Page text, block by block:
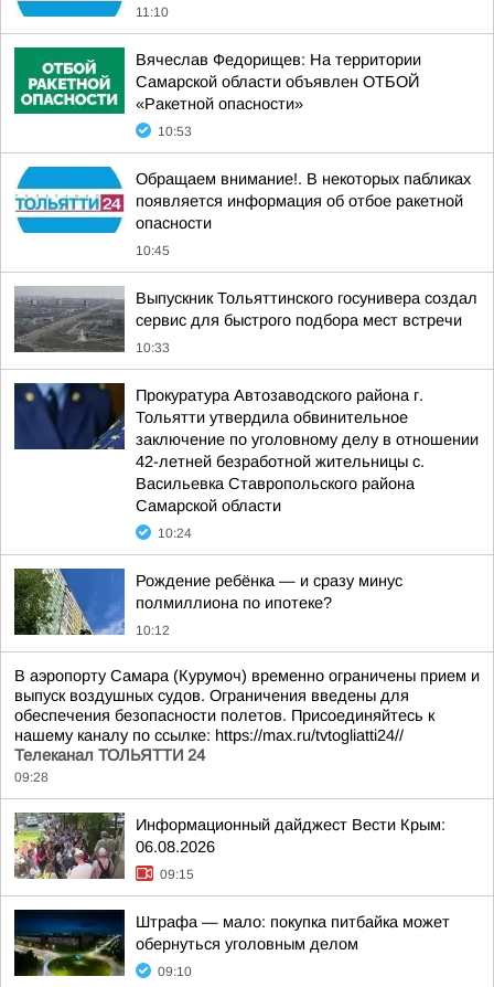
11:10
Вячеслав Федорищев: На территории
Самарской области объявлен ОТБОЙ
«Ракетной опасности»
10:53
Обращаем внимание!. В некоторых пабликах
появляется информация об отбое ракетной
опасности
10:45
Выпускник Тольяттинского госунивера создал
сервис для быстрого подбора мест встречи
10:33
Прокуратура Автозаводского района г.
Тольятти утвердила обвинительное
заключение по уголовному делу в отношении
42-летней безработной жительницы с.
Васильевка Ставропольского района
Самарской области
10:24
Рождение ребёнка — и сразу минус
полмиллиона по ипотеке?
10:12
В аэропорту Самара (Курумоч) временно ограничены прием и
выпуск воздушных судов. Ограничения введены для
обеспечения безопасности полетов. Присоединяйтесь к
нашему каналу по ссылке: https://max.ru/tvtogliatti24//
Телеканал ТОЛЬЯТТИ 24
09:28
Информационный дайджест Вести Крым:
06.08.2026
09:15
Штрафа — мало: покупка питбайка может
обернуться уголовным делом
09:10